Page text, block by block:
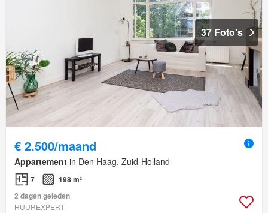
37 Foto's
€ 2.500/maand
Appartement in Den Haag, Zuid-Holland
7
198 m²
2 dagen geleden
HUUREXPERT